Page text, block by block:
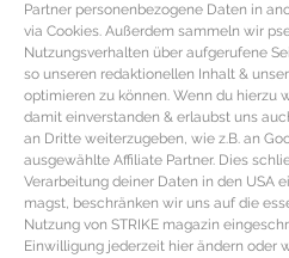
Partner personenbezogene Daten in
via Cookies. Außerdem sammeln wir
Nutzungsverhalten über aufgerufene
so unseren redaktionellen Inhalt &
optimieren zu können. Wenn du hierzu
damit einverstanden & erlaubst uns
an Dritte weiterzugeben, wie z.B. an
ausgewählte Affiliate Partner. Dies
Verarbeitung deiner Daten in den USA
magst, beschränken wir uns auf die
Nutzung von STRIKE magazin
Einwilligung jederzeit hier ändern oder
erfrischenden Geschmack passt sie
selbstgemachte Limonaden. Das
Destillation gewonnen und eignet sich
Depression. Außerdem lindert es
Hautausschläge, Akne oder Rötungen,
der Haut und damit den pH-Wert der
WO GIBT’S